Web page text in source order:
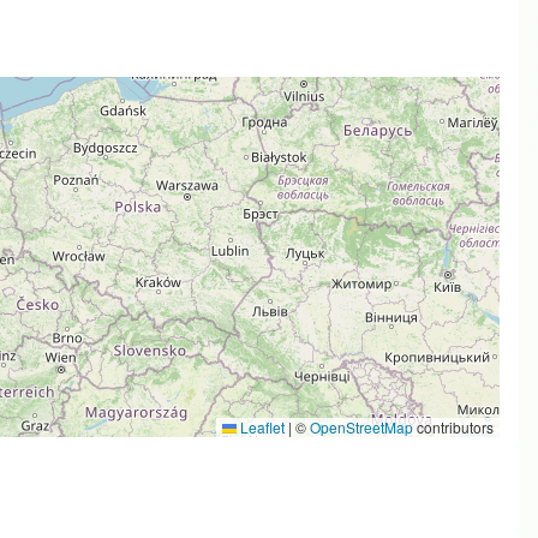
Leaflet | ©OpenStreetMapcontributors